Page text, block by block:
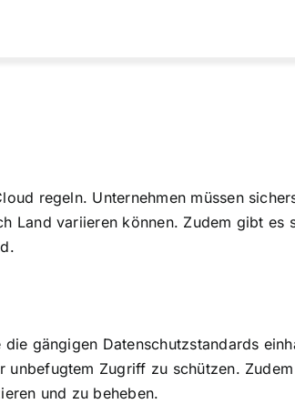
regeln. Unternehmen müssen
Land variieren können. Zudem gibt es
gängigen Datenschutzstandards
unbefugtem Zugriff zu schützen.
und zu beheben.